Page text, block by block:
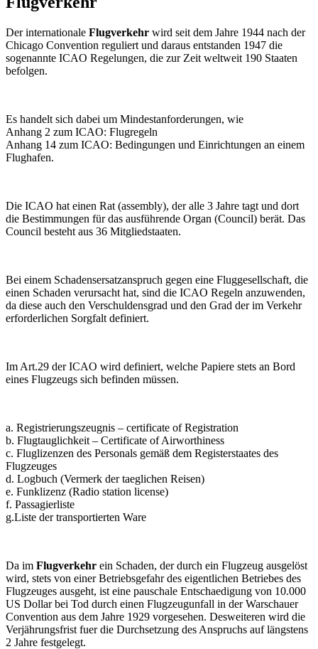
Der internationale Flugverkehr wird seit dem Jahre 1944 nach der
Chicago Convention reguliert und daraus entstanden 1947 die
sogenannte ICAO Regelungen, die zur Zeit weltweit 190 Staaten
befolgen.
Es handelt sich dabei um Mindestanforderungen, wie
Anhang 2 zum ICAO: Flugregeln
Anhang 14 zum ICAO: Bedingungen und Einrichtungen an einem
Flughafen.
Die ICAO hat einen Rat (assembly), der alle 3 Jahre tagt und dort
die Bestimmungen für das ausführende Organ (Council) berät. Das
Council besteht aus 36 Mitgliedstaaten.
Bei einem Schadensersatzanspruch gegen eine Fluggesellschaft, die
einen Schaden verursacht hat, sind die ICAO Regeln anzuwenden,
da diese auch den Verschuldensgrad und den Grad der im Verkehr
erforderlichen Sorgfalt definiert.
Im Art.29 der ICAO wird definiert, welche Papiere stets an Bord
eines Flugzeugs sich befinden müssen.
a. Registrierungszeugnis – certificate of Registration
b. Flugtauglichkeit – Certificate of Airworthiness
c. Fluglizenzen des Personals gemäß dem Registerstaates des
Flugzeuges
d. Logbuch (Vermerk der taeglichen Reisen)
e. Funklizenz (Radio station license)
f. Passagierliste
g.Liste der transportierten Ware
Da im Flugverkehr ein Schaden, der durch ein Flugzeug ausgelöst
wird, stets von einer Betriebsgefahr des eigentlichen Betriebes des
Flugzeuges ausgeht, ist eine pauschale Entschaedigung von 10.000
US Dollar bei Tod durch einen Flugzeugunfall in der Warschauer
Convention aus dem Jahre 1929 vorgesehen. Desweiteren wird die
Verjährungsfrist fuer die Durchsetzung des Anspruchs auf längstens
2 Jahre festgelegt.